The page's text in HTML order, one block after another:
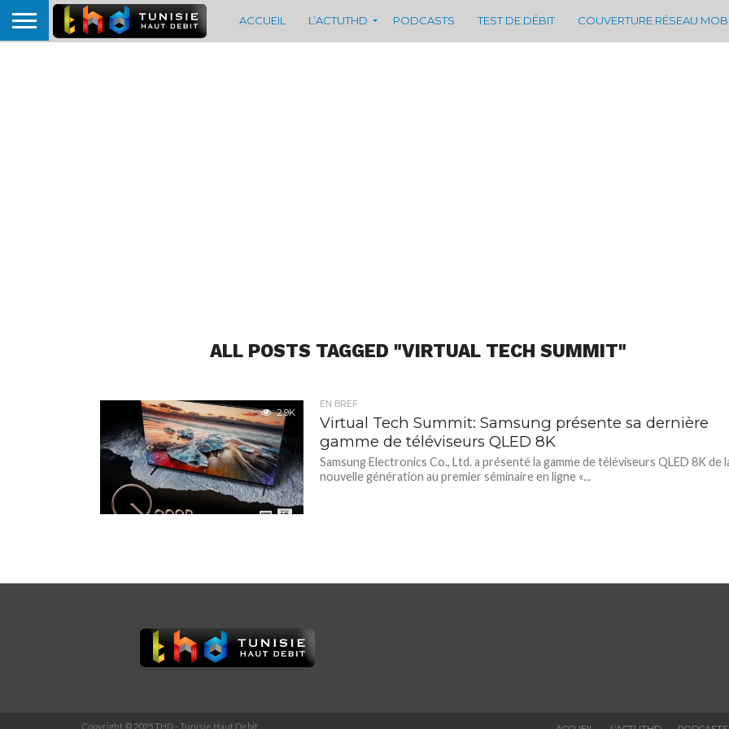
ACCUEIL L’ACTUTHD PODCASTS TEST DE DÉBIT COUVERTURE RÉSEAU
ALL POSTS TAGGED "VIRTUAL TECH SUMMIT"
2.9K
EN BREF
Virtual Tech Summit: Samsung présente sa dernière
gamme de téléviseurs QLED 8K
Samsung Electronics Co., Ltd. a présenté la gamme de téléviseurs QLED 8K de
nouvelle génération au premier séminaire en ligne «...
Copyright © 2025 THD - Tunisie Haut Debit.